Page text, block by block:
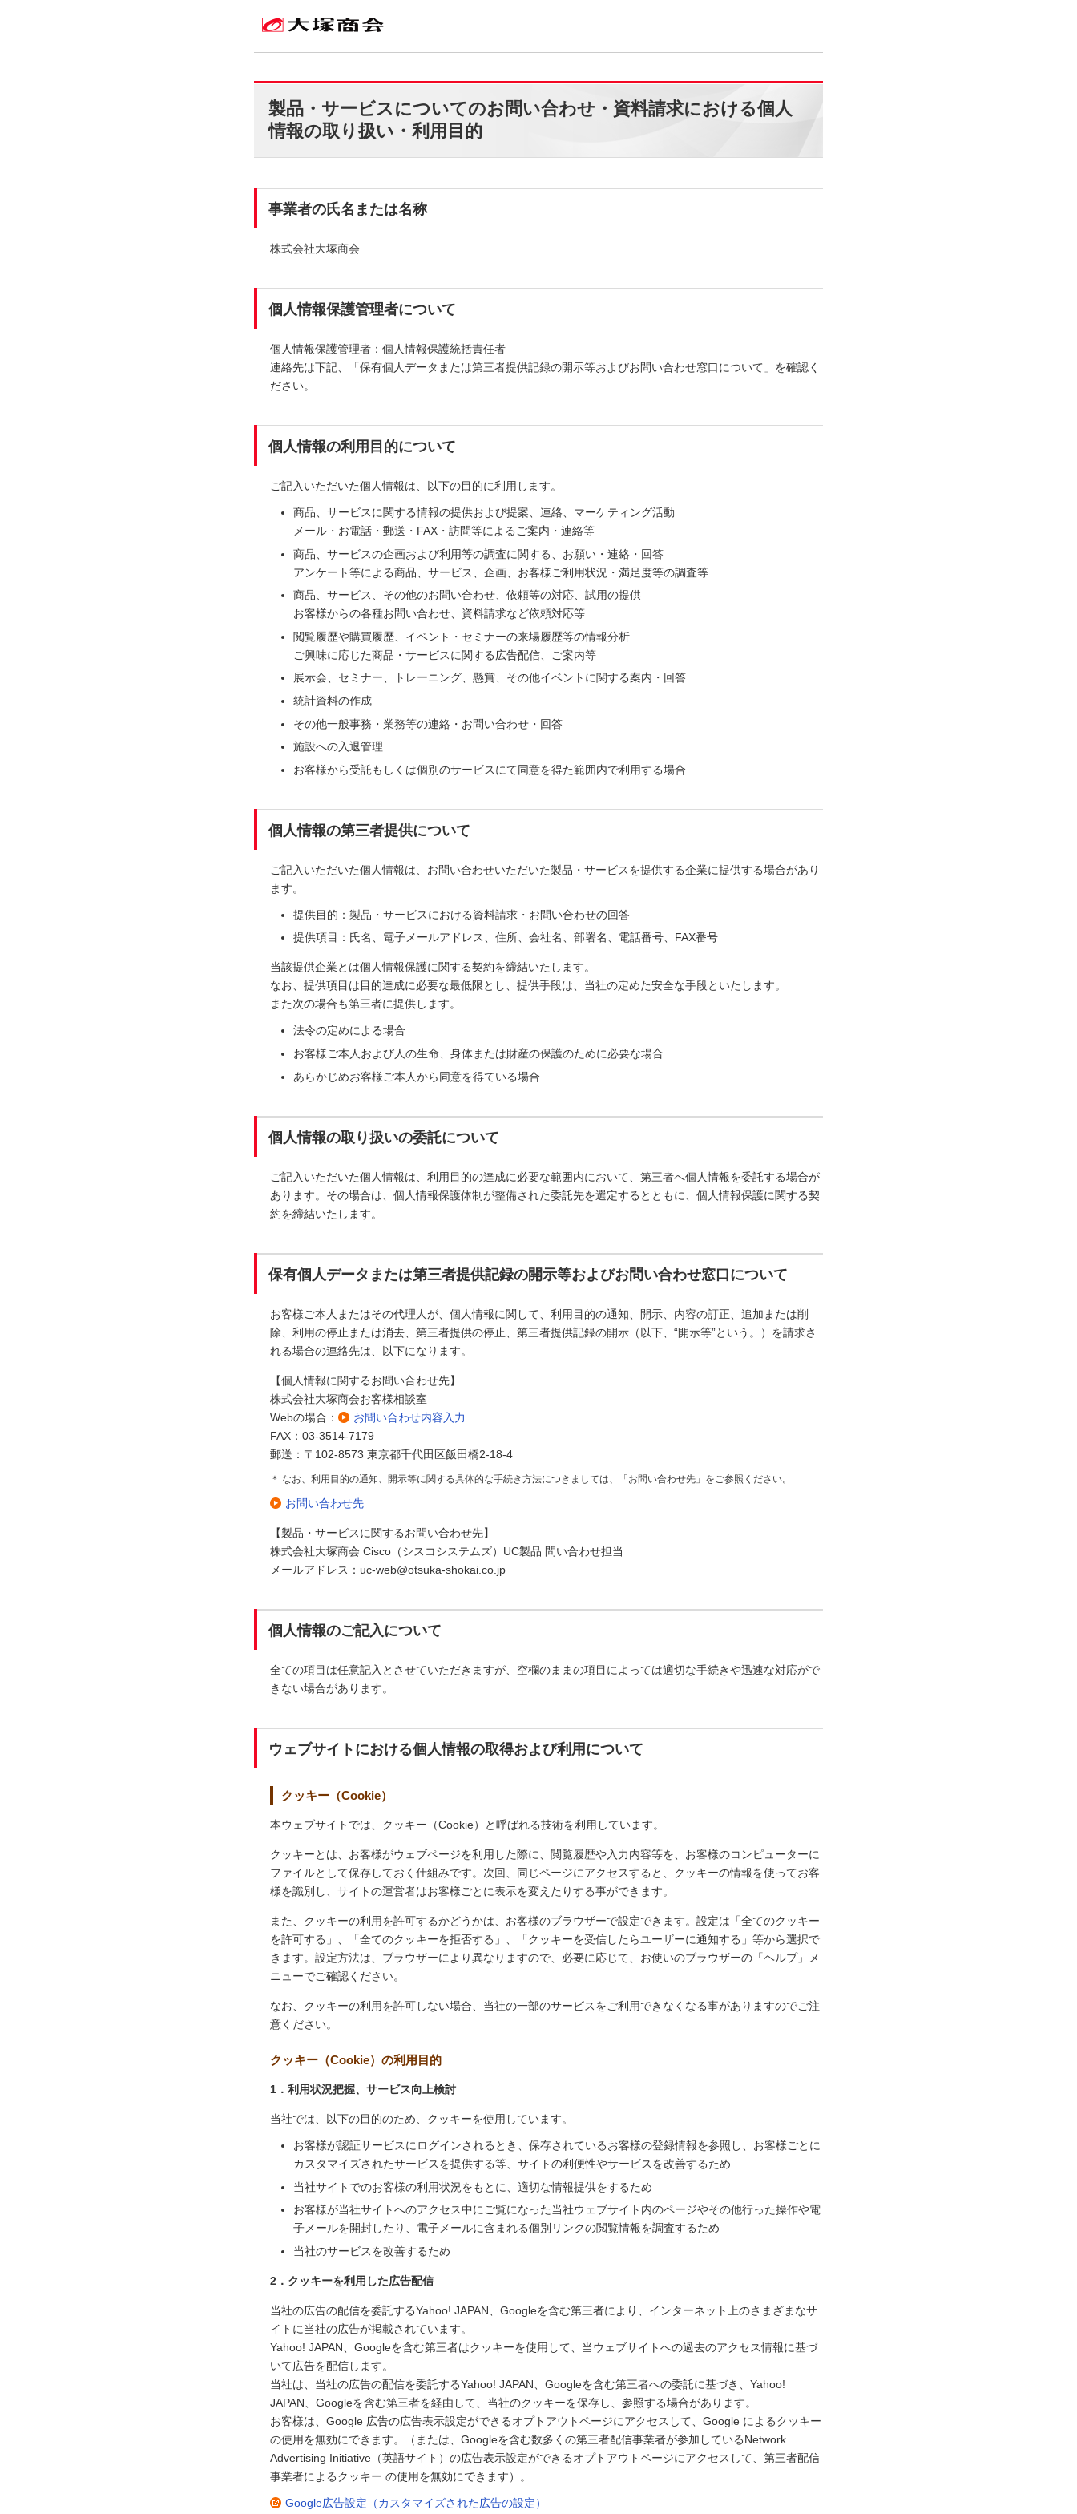
製品・サービスについてのお問い合わせ・資料請求における個人
情報の取り扱い・利用目的
事業者の氏名または名称
株式会社大塚商会
個人情報保護管理者について
個人情報保護管理者：個人情報保護統括責任者
連絡先は下記、「保有個人データまたは第三者提供記録の開示等およびお問い合わせ窓口について」を確認く
ださい。
個人情報の利用目的について
ご記入いただいた個人情報は、以下の目的に利用します。
商品、サービスに関する情報の提供および提案、連絡、マーケティング活動
メール・お電話・郵送・FAX・訪問等によるご案内・連絡等
商品、サービスの企画および利用等の調査に関する、お願い・連絡・回答
アンケート等による商品、サービス、企画、お客様ご利用状況・満足度等の調査等
商品、サービス、その他のお問い合わせ、依頼等の対応、試用の提供
お客様からの各種お問い合わせ、資料請求など依頼対応等
閲覧履歴や購買履歴、イベント・セミナーの来場履歴等の情報分析
ご興味に応じた商品・サービスに関する広告配信、ご案内等
展示会、セミナー、トレーニング、懸賞、その他イベントに関する案内・回答
統計資料の作成
その他一般事務・業務等の連絡・お問い合わせ・回答
施設への入退管理
お客様から受託もしくは個別のサービスにて同意を得た範囲内で利用する場合
個人情報の第三者提供について
ご記入いただいた個人情報は、お問い合わせいただいた製品・サービスを提供する企業に提供する場合があり
ます。
提供目的：製品・サービスにおける資料請求・お問い合わせの回答
提供項目：氏名、電子メールアドレス、住所、会社名、部署名、電話番号、FAX番号
当該提供企業とは個人情報保護に関する契約を締結いたします。
なお、提供項目は目的達成に必要な最低限とし、提供手段は、当社の定めた安全な手段といたします。
また次の場合も第三者に提供します。
法令の定めによる場合
お客様ご本人および人の生命、身体または財産の保護のために必要な場合
あらかじめお客様ご本人から同意を得ている場合
個人情報の取り扱いの委託について
ご記入いただいた個人情報は、利用目的の達成に必要な範囲内において、第三者へ個人情報を委託する場合が
あります。その場合は、個人情報保護体制が整備された委託先を選定するとともに、個人情報保護に関する契
約を締結いたします。
保有個人データまたは第三者提供記録の開示等およびお問い合わせ窓口について
お客様ご本人またはその代理人が、個人情報に関して、利用目的の通知、開示、内容の訂正、追加または削
除、利用の停止または消去、第三者提供の停止、第三者提供記録の開示（以下、“開示等”という。）を請求さ
れる場合の連絡先は、以下になります。
【個人情報に関するお問い合わせ先】
株式会社大塚商会お客様相談室
Webの場合：
お問い合わせ内容入力
FAX：03-3514-7179
郵送：〒102-8573 東京都千代田区飯田橋2-18-4
＊ なお、利用目的の通知、開示等に関する具体的な手続き方法につきましては、「お問い合わせ先」をご参照ください。
お問い合わせ先
【製品・サービスに関するお問い合わせ先】
株式会社大塚商会 Cisco（シスコシステムズ）UC製品 問い合わせ担当
メールアドレス：uc-web@otsuka-shokai.co.jp
個人情報のご記入について
全ての項目は任意記入とさせていただきますが、空欄のままの項目によっては適切な手続きや迅速な対応がで
きない場合があります。
ウェブサイトにおける個人情報の取得および利用について
クッキー（Cookie）
本ウェブサイトでは、クッキー（Cookie）と呼ばれる技術を利用しています。
クッキーとは、お客様がウェブページを利用した際に、閲覧履歴や入力内容等を、お客様のコンピューターに
ファイルとして保存しておく仕組みです。次回、同じページにアクセスすると、クッキーの情報を使ってお客
様を識別し、サイトの運営者はお客様ごとに表示を変えたりする事ができます。
また、クッキーの利用を許可するかどうかは、お客様のブラウザーで設定できます。設定は「全てのクッキー
を許可する」、「全てのクッキーを拒否する」、「クッキーを受信したらユーザーに通知する」等から選択で
きます。設定方法は、ブラウザーにより異なりますので、必要に応じて、お使いのブラウザーの「ヘルプ」メ
ニューでご確認ください。
なお、クッキーの利用を許可しない場合、当社の一部のサービスをご利用できなくなる事がありますのでご注
意ください。
クッキー（Cookie）の利用目的
1．利用状況把握、サービス向上検討
当社では、以下の目的のため、クッキーを使用しています。
お客様が認証サービスにログインされるとき、保存されているお客様の登録情報を参照し、お客様ごとに
カスタマイズされたサービスを提供する等、サイトの利便性やサービスを改善するため
当社サイトでのお客様の利用状況をもとに、適切な情報提供をするため
お客様が当社サイトへのアクセス中にご覧になった当社ウェブサイト内のページやその他行った操作や電
子メールを開封したり、電子メールに含まれる個別リンクの閲覧情報を調査するため
当社のサービスを改善するため
2．クッキーを利用した広告配信
当社の広告の配信を委託するYahoo! JAPAN、Googleを含む第三者により、インターネット上のさまざまなサ
イトに当社の広告が掲載されています。
Yahoo! JAPAN、Googleを含む第三者はクッキーを使用して、当ウェブサイトへの過去のアクセス情報に基づ
いて広告を配信します。
当社は、当社の広告の配信を委託するYahoo! JAPAN、Googleを含む第三者への委託に基づき、Yahoo!
JAPAN、Googleを含む第三者を経由して、当社のクッキーを保存し、参照する場合があります。
お客様は、Google 広告の広告表示設定ができるオプトアウトページにアクセスして、Google によるクッキー
の使用を無効にできます。（または、Googleを含む数多くの第三者配信事業者が参加しているNetwork
Advertising Initiative（英語サイト）の広告表示設定ができるオプトアウトページにアクセスして、第三者配信
事業者によるクッキー の使用を無効にできます）。
Google広告設定（カスタマイズされた広告の設定）